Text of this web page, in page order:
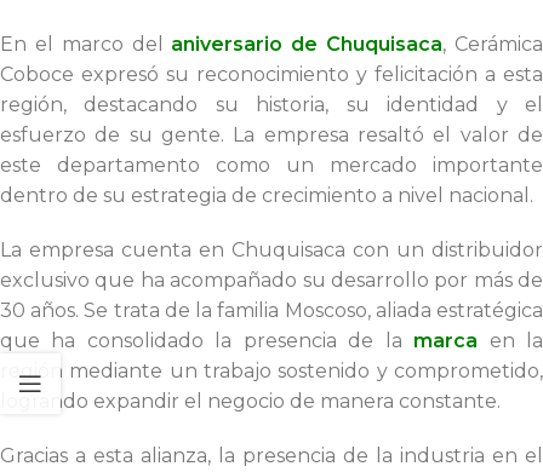
En el marco del aniversario de Chuquisaca, Cerámica
Coboce expresó su reconocimiento y felicitación a esta
región, destacando su historia, su identidad y el
esfuerzo de su gente. La empresa resaltó el valor de
este departamento como un mercado importante
dentro de su estrategia de crecimiento a nivel nacional.
La empresa cuenta en Chuquisaca con un distribuidor
exclusivo que ha acompañado su desarrollo por más de
30 años. Se trata de la familia Moscoso, aliada estratégica
que ha consolidado la presencia de la marca en la
región mediante un trabajo sostenido y comprometido,
logrando expandir el negocio de manera constante.
Gracias a esta alianza, la presencia de la industria en el